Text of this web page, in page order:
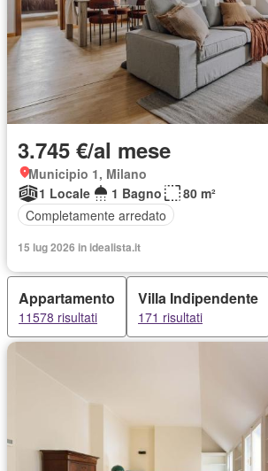
3.745 €/al mese
Municipio 1, Milano
1 Locale
1 Bagno
80 m²
Completamente arredato
15 lug 2026 in idealista.it
Appartamento
11578 risultati
Villa Indipendente
171 risultati